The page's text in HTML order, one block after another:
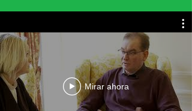
Mirar ahora